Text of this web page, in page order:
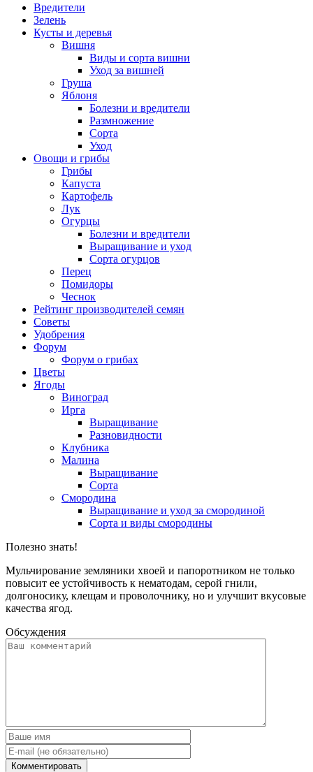
Вредители
Зелень
Кусты и деревья
Вишня
Виды и сорта вишни
Уход за вишней
Груша
Яблоня
Болезни и вредители
Размножение
Сорта
Уход
Овощи и грибы
Грибы
Капуста
Картофель
Лук
Огурцы
Болезни и вредители
Выращивание и уход
Сорта огурцов
Перец
Помидоры
Чеснок
Рейтинг производителей семян
Советы
Удобрения
Форум
Форум о грибах
Цветы
Ягоды
Виноград
Ирга
Выращивание
Разновидности
Клубника
Малина
Выращивание
Сорта
Смородина
Выращивание и уход за смородиной
Сорта и виды смородины
Полезно знать!
Мульчирование земляники хвоей и папоротником не только
повысит ее устойчивость к нематодам, серой гнили,
долгоносику, клещам и проволочнику, но и улучшит вкусовые
качества ягод.
Обсуждения